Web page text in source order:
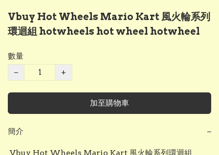
Vbuy Hot Wheels Mario Kart 風火輪系列
環迴組 hotwheels hot wheel hotwheel
數量
−
+
加至購物車
簡介 −